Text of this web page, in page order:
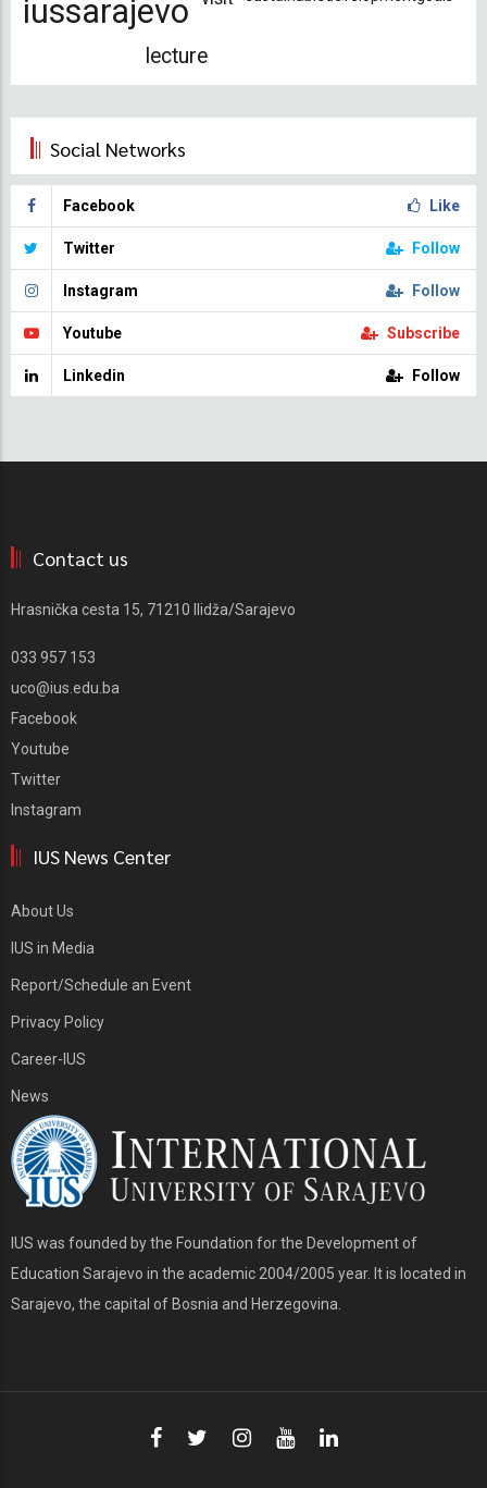
iussarajevo
lecture
Social Networks
Facebook Like
Twitter Follow
Instagram Follow
Youtube Subscribe
Linkedin Follow
Contact us
Hrasnička cesta 15, 71210 Ilidža/Sarajevo
033 957 153
uco@ius.edu.ba
Facebook
Youtube
Twitter
Instagram
IUS News Center
About Us
IUS in Media
Report/Schedule an Event
Privacy Policy
Career-IUS
News
IUS was founded by the Foundation for the Development of
Education Sarajevo in the academic 2004/2005 year. It is located in
Sarajevo, the capital of Bosnia and Herzegovina.